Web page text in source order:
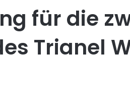
für die
Trianel